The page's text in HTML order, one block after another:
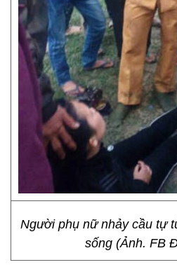
Người phụ nữ nhảy cầu tự
sống (Ảnh. FB